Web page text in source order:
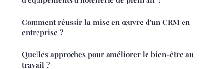
Comment réussir la mise en œuvre d'un CRM en
entreprise ?
Quelles approches pour améliorer le bien-être au
travail ?